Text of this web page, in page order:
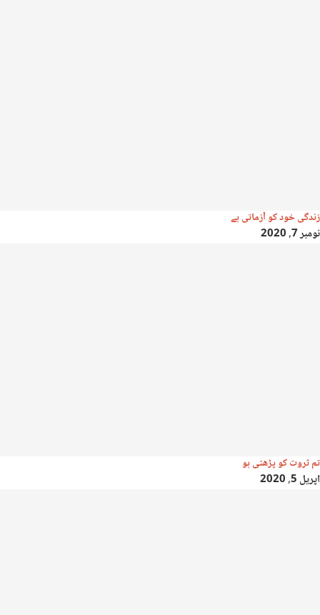
زندگی خود کو آزماتی ہے
نومبر 7, 2020
تم ثروت کو پڑھتی ہو
اپریل 5, 2020